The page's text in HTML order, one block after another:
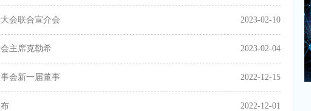
会联合宣介会 2023-02-10
主席克勒希 2023-02-04
会新一届董事 2022-12-15
2022-12-01